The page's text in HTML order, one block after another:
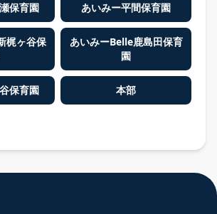
保育園 あいみー平間保育園
梶ヶ谷保
あいみーBelle鹿島田保育
園
保育園 本部